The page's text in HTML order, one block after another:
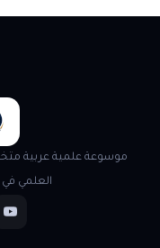
موسوعة علمية عربية
العلمي في